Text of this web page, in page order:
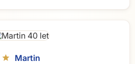
star Martin